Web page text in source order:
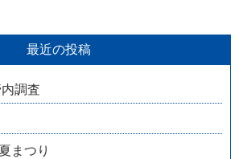
最近の投稿
調査
まつり